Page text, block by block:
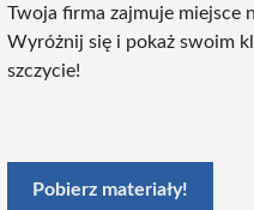
Twoja firma zajmuje miejsce
Wyróżnij się i pokaż swoim
szczycie!
Pobierz materiały!